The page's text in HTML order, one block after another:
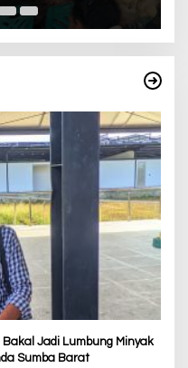
Jadi Lumbung Minyak
Sumba Barat